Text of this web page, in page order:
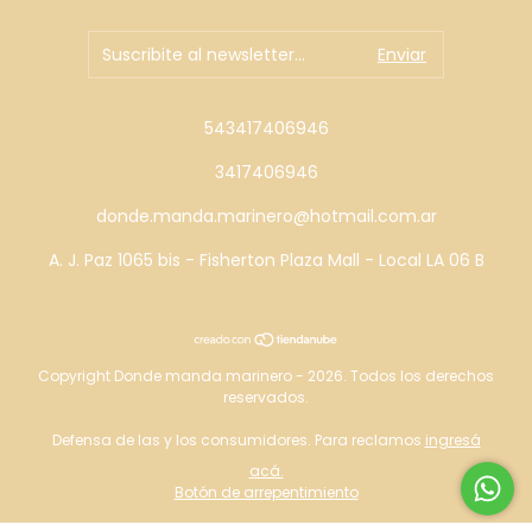
543417406946
3417406946
donde.manda.marinero@hotmail.com.ar
A. J. Paz 1065 bis - Fisherton Plaza Mall - Local LA 06 B
Copyright Donde manda marinero - 2026. Todos los derechos
reservados.
Defensa de las y los consumidores. Para reclamos ingresá
acá.
Botón de arrepentimiento